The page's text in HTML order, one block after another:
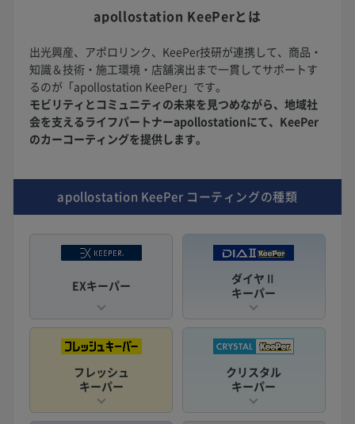
apollostation KeePerとは
出光興産、アポロリンク、KeePer技研が連携して、商品・
知識＆技術・施工環境・店舗演出まで一貫してサポートす
るのが「apollostation KeePer」です。
モビリティとコミュニティの未来を見つめながら、地域社
会を支えるライフパートナーapollostationにて、KeePer
のカーコーティングを提供します。
apollostation KeePer コーティングの種類
EXキーパー
ダイヤⅡ
キーパー
フレッシュ
キーパー
クリスタル
キーパー